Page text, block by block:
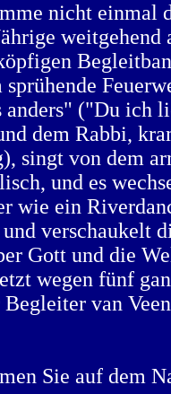
nicht einmal
weitgehend
anders" ("Du ich
dem Rabbi,
singt von dem
und es
wie ein
verschaukelt
Gott und die
wegen fünf
van
Sie auf dem